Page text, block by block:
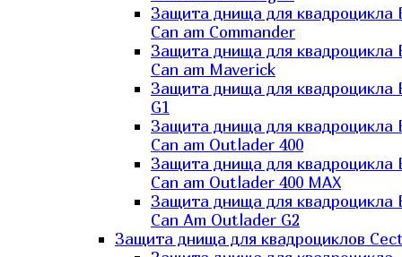
Защита днища для квадроцикла
Can am Commander
Защита днища для квадроцикла
Can am Maverick
Защита днища для квадроцикла
G1
Защита днища для квадроцикла
Can am Outlader 400
Защита днища для квадроцикла
Can am Outlader 400 MAX
Защита днища для квадроцикла
Can Аm Outlader G2
Защита днища для квадроциклов